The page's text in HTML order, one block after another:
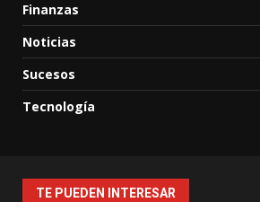
Finanzas
Noticias
Sucesos
Tecnología
TE PUEDEN INTERESAR